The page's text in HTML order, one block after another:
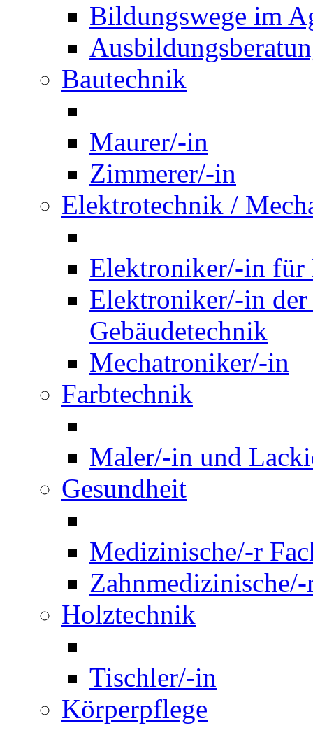
Bildungswege im
Bautechnik
Maurer/-in
Zimmerer/-in
Elektrotechnik /
Elektroniker/-in für
Elektroniker/-in
Gebäudetechnik
Mechatroniker/-in
Farbtechnik
Maler/-in und
Gesundheit
Medizinische/-r
Holztechnik
Tischler/-in
Körperpflege